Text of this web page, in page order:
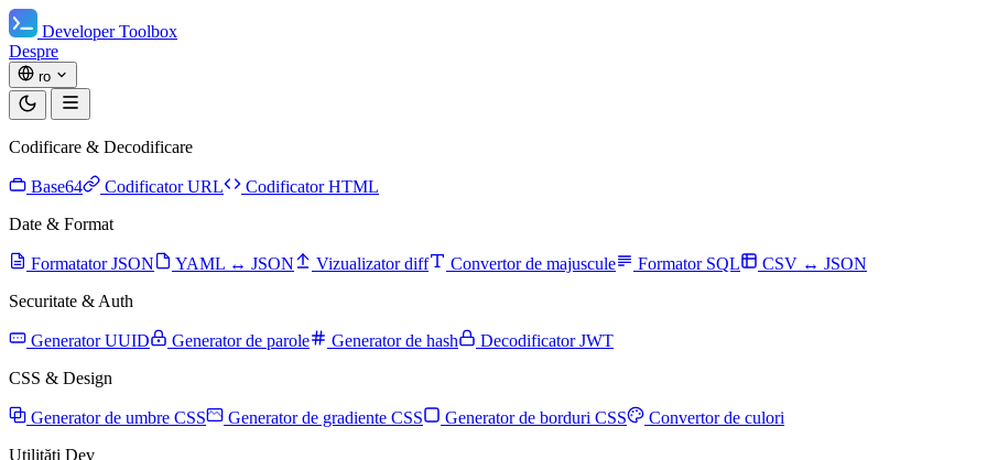
Developer Toolbox
Despre
ro
Codificare & Decodificare
Base64 Codificator URL
Codificator HTML
Date & Format
Formatator JSON YAML ↔ JSON Vizualizator diff Convertor de majuscule Formator SQL
CSV ↔ JSON
Securitate & Auth
Generator UUID Generator de parole Generator de hash
Decodificator JWT
CSS & Design
Generator de umbre CSS Generator de gradiente CSS Generator de borduri CSS
Convertor de culori
Utilități Dev